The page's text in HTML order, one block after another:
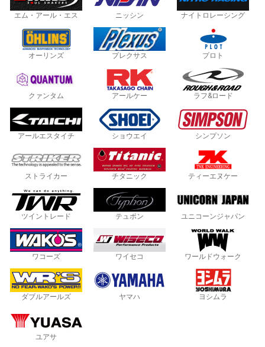
エム・アール・エス ニッシン ナイトロレーシング
オーリンズ プレクサス プロト
クァンタム アールケー ラフ&ロード
アールエスタイチ ショウエイ シンプソン
ストライカー チタニック ティーエヌケー
ツイントレード テュポン ユニコーンジャパン
ワコーズ ワイセコ ワールドウォーク
ダブルアールズ ヤマハ ヨシムラ
ユアサ